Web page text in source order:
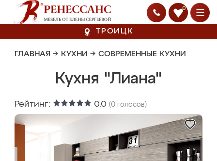
0
ТРОИЦК
ГЛАВНАЯ → КУХНИ → СОВРЕМЕННЫЕ КУХНИ
Кухня "Лиана"
Рейтинг: 0.0 (0 голосов)